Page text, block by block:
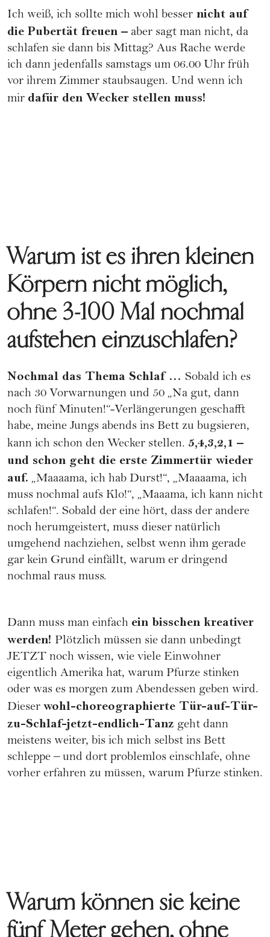
Ich weiß, ich sollte mich wohl besser nicht auf
die Pubertät freuen – aber sagt man nicht, da
schlafen sie dann bis Mittag? Aus Rache werde
ich dann jedenfalls samstags um 06.00 Uhr früh
vor ihrem Zimmer staubsaugen. Und wenn ich
mir dafür den Wecker stellen muss!
Warum ist es ihren kleinen
Körpern nicht möglich,
ohne 3-100 Mal nochmal
aufstehen einzuschlafen?
Nochmal das Thema Schlaf … Sobald ich es
nach 30 Vorwarnungen und 50 „Na gut, dann
noch fünf Minuten!“-Verlängerungen geschafft
habe, meine Jungs abends ins Bett zu bugsieren,
kann ich schon den Wecker stellen. 5,4,3,2,1 –
und schon geht die erste Zimmertür wieder
auf. „Maaaama, ich hab Durst!“, „Maaaama, ich
muss nochmal aufs Klo!“, „Maaama, ich kann nicht
schlafen!“. Sobald der eine hört, dass der andere
noch herumgeistert, muss dieser natürlich
umgehend nachziehen, selbst wenn ihm gerade
gar kein Grund einfällt, warum er dringend
nochmal raus muss.
Dann muss man einfach ein bisschen kreativer
werden! Plötzlich müssen sie dann unbedingt
JETZT noch wissen, wie viele Einwohner
eigentlich Amerika hat, warum Pfurze stinken
oder was es morgen zum Abendessen geben wird.
Dieser wohl-choreographierte Tür-auf-Tür-
zu-Schlaf-jetzt-endlich-Tanz geht dann
meistens weiter, bis ich mich selbst ins Bett
schleppe – und dort problemlos einschlafe, ohne
vorher erfahren zu müssen, warum Pfurze stinken.
Warum können sie keine
fünf Meter gehen, ohne